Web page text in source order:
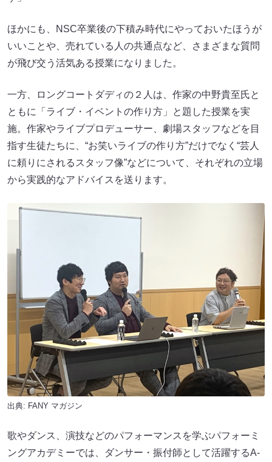
ほかにも、NSC卒業後の下積み時代にやっておいたほうが
いいことや、売れている人の共通点など、さまざまな質問
が飛び交う活気ある授業になりました。
一方、ロングコートダディの２人は、作家の中野貴至氏と
ともに「ライブ・イベントの作り方」と題した授業を実
施。作家やライブプロデューサー、劇場スタッフなどを目
指す生徒たちに、“お笑いライブの作り方”だけでなく“芸人
に頼りにされるスタッフ像”などについて、それぞれの立場
から実践的なアドバイスを送ります。
出典: FANY マガジン
歌やダンス、演技などのパフォーマンスを学ぶパフォーミ
ングアカデミーでは、ダンサー・振付師として活躍するA-